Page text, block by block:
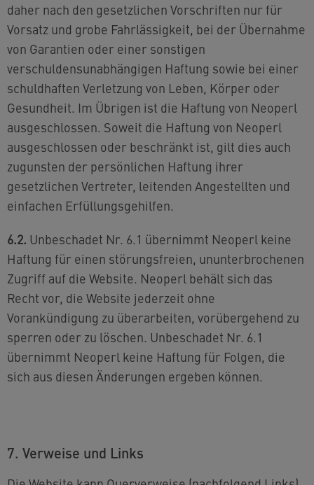
daher nach den gesetzlichen Vorschriften nur für
Vorsatz und grobe Fahrlässigkeit, bei der Übernahme
von Garantien oder einer sonstigen
verschuldensunabhängigen Haftung sowie bei einer
schuldhaften Verletzung von Leben, Körper oder
Gesundheit. Im Übrigen ist die Haftung von Neoperl
ausgeschlossen. Soweit die Haftung von Neoperl
ausgeschlossen oder beschränkt ist, gilt dies auch
zugunsten der persönlichen Haftung ihrer
gesetzlichen Vertreter, leitenden Angestellten und
einfachen Erfüllungsgehilfen.
6.2. Unbeschadet Nr. 6.1 übernimmt Neoperl keine
Haftung für einen störungsfreien, ununterbrochenen
Zugriff auf die Website. Neoperl behält sich das
Recht vor, die Website jederzeit ohne
Vorankündigung zu überarbeiten, vorübergehend zu
sperren oder zu löschen. Unbeschadet Nr. 6.1
übernimmt Neoperl keine Haftung für Folgen, die
sich aus diesen Änderungen ergeben können.
7. Verweise und Links